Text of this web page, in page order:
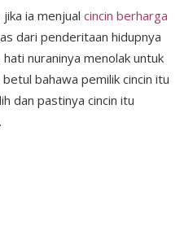
ia menjual cincin berharga
dari penderitaan hidupnya
nuraninya menolak untuk
bahawa pemilik cincin itu
dan pastinya cincin itu